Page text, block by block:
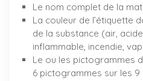
Le nom complet de la
La couleur de l’étiquette
de la substance (air,
inflammable, incendie,
Le ou les pictogrammes
6 pictogrammes sur les 9